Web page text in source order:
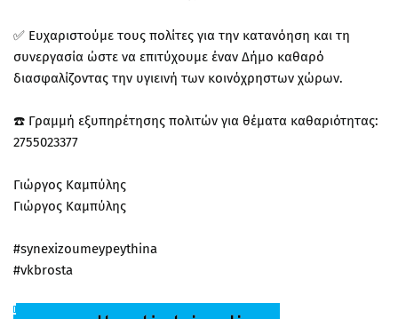
✅ Ευχαριστούμε τους πολίτες για την κατανόηση και τη
συνεργασία ώστε να επιτύχουμε έναν Δήμο καθαρό
διασφαλίζοντας την υγιεινή των κοινόχρηστων χώρων.
☎️ Γραμμή εξυπηρέτησης πολιτών για θέματα καθαριότητας:
2755023377
Γιώργος Καμπύλης
Γιώργος Καμπύλης
#synexizoumeypeythina
#vkbrosta